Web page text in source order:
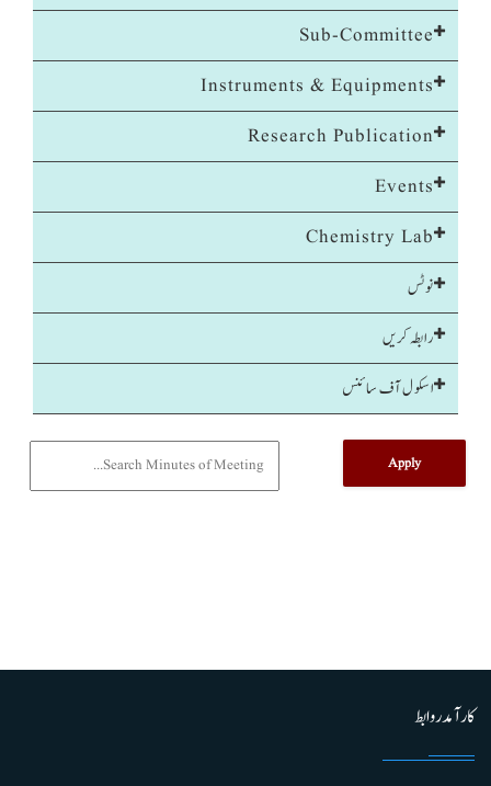
Sub-Committee
Instruments & Equipments
Research Publication
Events
Chemistry Lab
نوٹس
رابطہ کریں
اسکول آف سائنس
کارآمد روابط